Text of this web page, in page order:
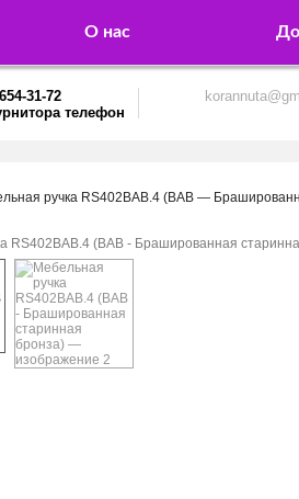
О нас
31-72
ручка RS402BAB.4 (BAB —